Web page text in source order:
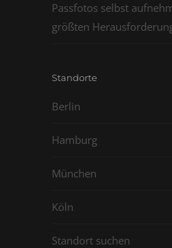
Passfotos selbst
größten
Standorte
Berlin
Hamburg
München
Köln
Standort suchen